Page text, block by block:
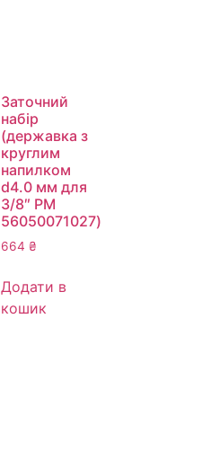
Заточний
набір
(державка з
круглим
напилком
d4.0 мм для
3/8″ PM
56050071027)
664 ₴
Додати в
кошик